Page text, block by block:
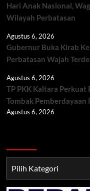
Hari Anak Nasional,
Wilayah Perbatasan
Agustus 6, 2026
Gubernur Buka Kirab
Perbatasan Wajah
Agustus 6, 2026
TP PKK Kaltara Perkuat
Tombak Pemberdayaan
Agustus 6, 2026
TNI/POLRI